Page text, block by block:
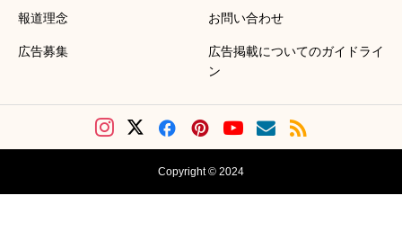
報道理念 お問い合わせ
広告募集
広告掲載についてのガイドライ
ン
Copyright © 2024